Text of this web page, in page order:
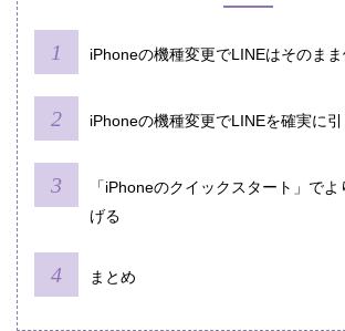
iPhoneの機種変更でLINEはそのまま
iPhoneの機種変更でLINEを確実に
「iPhoneのクイックスタート」で
げる
まとめ